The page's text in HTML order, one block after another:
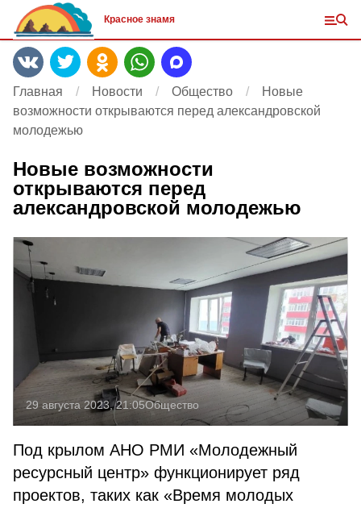
Красное знамя
Главная Новости Общество
Новые
возможности открываются перед александровской
молодежью
Новые возможности
открываются перед
александровской молодежью
29 августа 2023, 21:05Общество
Под крылом АНО РМИ «Молодежный
ресурсный центр» функционирует ряд
проектов, таких как «Время молодых